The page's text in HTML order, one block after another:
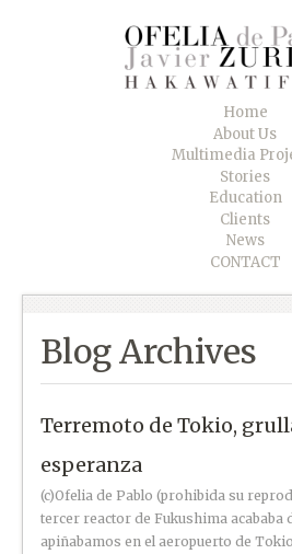
Home
About Us
Multimedia
Stories
Education
Clients
News
CONTACT
Blog Archives
Terremoto de Tokio,
esperanza
(c)Ofelia de Pablo (prohibida su
tercer reactor de Fukushima acababa
apiñabamos en el aeropuerto de